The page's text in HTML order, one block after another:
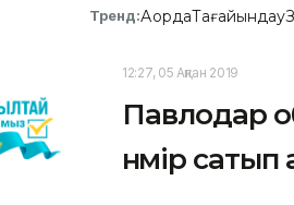
Тренд:АқордаТағайындау
12:27, 05 Ақпан 2019
Павлодар
нөмір сатып